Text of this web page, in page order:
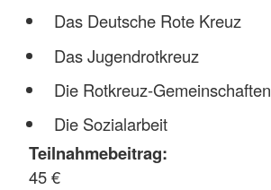
Das Deutsche Rote Kreuz
Das Jugendrotkreuz
Die Rotkreuz-Gemeinschaften
Die Sozialarbeit
Teilnahmebeitrag:
45 €